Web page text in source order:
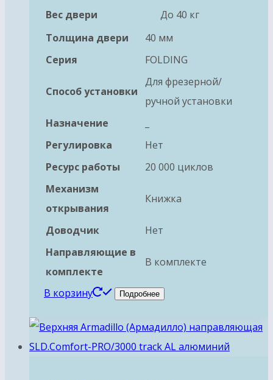
Вес двери
До 40 кг
Толщина двери
40 мм
Серия
FOLDING
Способ установки
Для фрезерной/
ручной установки
Назначение
Регулировка
Нет
Ресурс работы
20 000 циклов
Механизм
открывания
Книжка
Доводчик
Нет
Направляющие в
комплекте
В комплекте
В корзину Подробнее